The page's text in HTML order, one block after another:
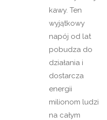
kawy. Ten
wyjątkowy
napój od lat
pobudza do
działania i
dostarcza
energii
milionom ludzi
na całym